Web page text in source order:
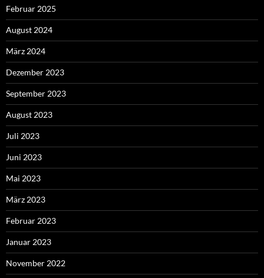
Februar 2025
August 2024
März 2024
Dezember 2023
September 2023
August 2023
Juli 2023
Juni 2023
Mai 2023
März 2023
Februar 2023
Januar 2023
November 2022